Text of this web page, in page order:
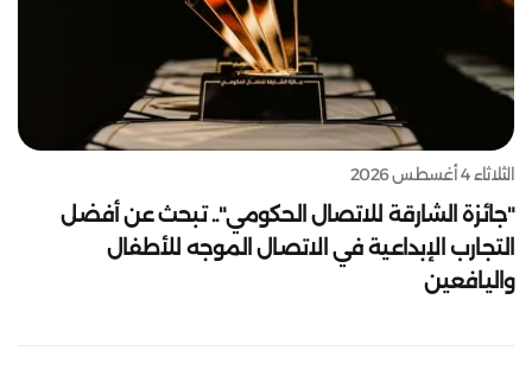
الثلاثاء 4 أغسطس 2026
"جائزة الشارقة للاتصال الحكومي".. تبحث عن أفضل
التجارب الإبداعية في الاتصال الموجه للأطفال
واليافعين